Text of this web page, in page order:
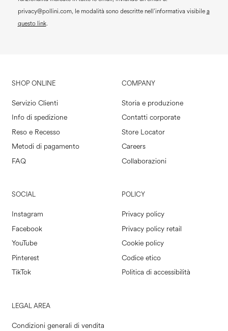
privacy@pollini.com, le modalità sono descritte nell’informativa visibilea
questo link.
SHOP ONLINE
Servizio Clienti
Info di spedizione
Reso e Recesso
Metodi di pagamento
FAQ
COMPANY
Storia e produzione
Contatti corporate
Store Locator
Careers
Collaborazioni
SOCIAL
Instagram
Facebook
YouTube
Pinterest
TikTok
POLICY
Privacy policy
Privacy policy retail
Cookie policy
Codice etico
Politica di accessibilità
LEGAL AREA
Condizioni generali di vendita